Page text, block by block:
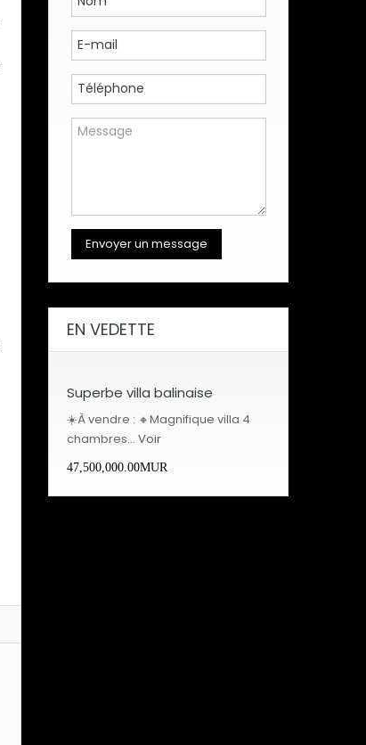
EN VEDETTE
Superbe villa balinaise
☀️À vendre : 🔸Magnifique villa 4
chambres… Voir
47,500,000.00MUR